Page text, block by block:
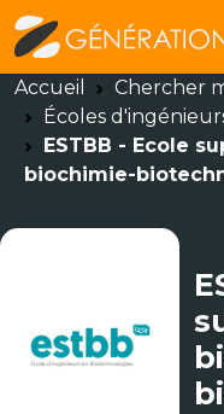
Accueil
Chercher
Écoles
ESTBB - Ecole
biochimie-